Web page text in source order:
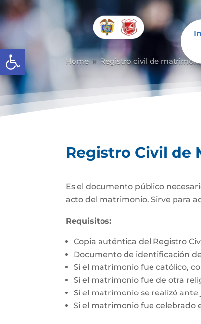
Abrir barra de herramientas
Home 9 Registro civil de matrimonio
Registro Civil de
Es el documento público
acto del matrimonio. Sirve para
Requisitos:
Copia auténtica del Registro
Documento de identificación
Si el matrimonio fue católico,
Si el matrimonio fue de otra
Si el matrimonio se realizó
Si el matrimonio fue celebrado